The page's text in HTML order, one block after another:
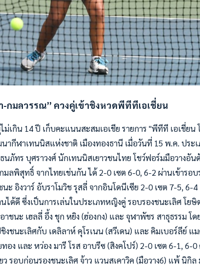
-กมลวรรณ” ควงคู่เข้าชิงหวดพีทีทีเอเชี่ยน
ม่เกิน 14 ปี เก็บคะแนนสะสมเอเชีย รายการ "พีทีที เอเชี่ย
กีฬาเทนนิสแห่งชาติ เมืองทองธานี เมื่อวันที่ 15 พ.ค. ประเ
ภัทร บุศราวงศ์ นักเทนนิสเยาวชนไทย โชว์ฟอร์มมือวางอัน
มลพิสุทธิ์ จากไทยเช่นกัน ได้ 2-0 เซต 6-0, 6-2 ผ่านเข้ารอ
ะ อิงวาร์ อับราโมวิช รุสลี่ จากอินโดนีเซีย 2-0 เซต 7-5, 6-4
ด้ดี ซึ่งเป็นการเล่นในประเภทหญิงคู่ รอบรองชนะเลิศ โยษิ
ชนะ เฮลลี่ อึ้ง ชุก หยิง (ฮ่องกง) และ จุฬาพัชร สาธุธรรม โด
งชนะเลิศกับ เดลิลาห์ คุโรเนน (สวีเดน) และ คิมเบอร์ลีย์ แ
และ หว่อง มารี โรส อาบรีซ (สิงคโปร์) 2-0 เซต 6-1, 6-0
รอบก่อนรองชนะเลิศ จ้าว แวนสเคาวิค (มือวาง6) แพ้ นิกิล